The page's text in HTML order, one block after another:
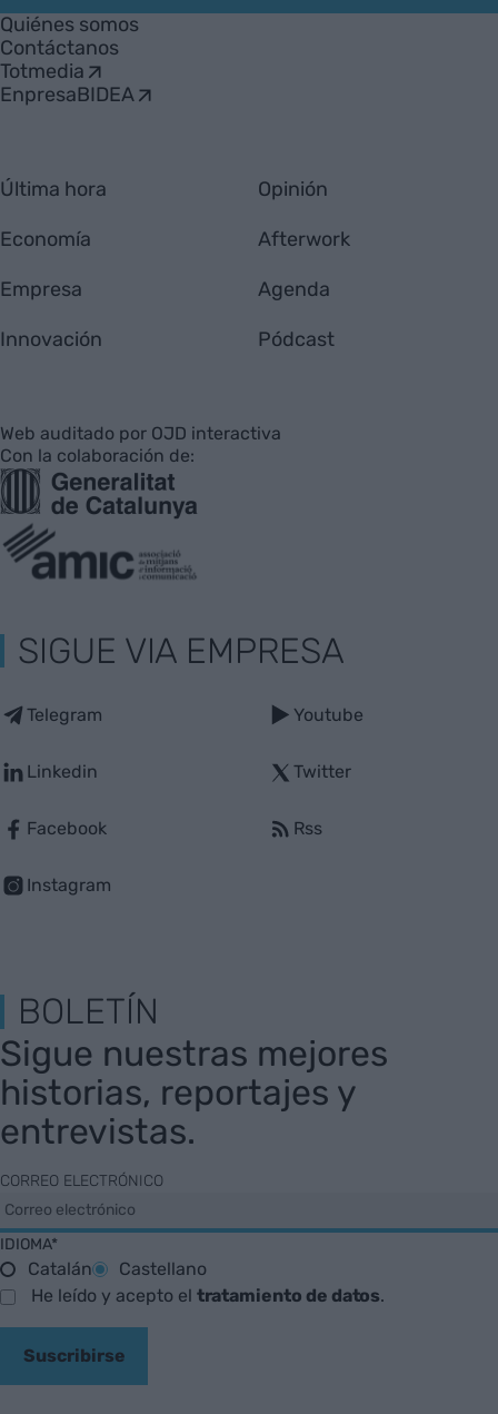
Empresa
Quiénes somos
Contáctanos
Totmedia
EnpresaBIDEA
Última hora
Economía
Empresa
Innovación
Opinión
Afterwork
Agenda
Pódcast
Web auditado por OJD interactiva
Con la colaboración de:
SIGUE VIA EMPRESA
Telegram
Linkedin
Facebook
Instagram
Youtube
Twitter
Rss
BOLETÍN
Sigue nuestras mejores
historias, reportajes y
entrevistas.
CORREO ELECTRÓNICO
IDIOMA*
Catalán
Castellano
He leído y acepto el tratamiento de datos.
Suscribirse